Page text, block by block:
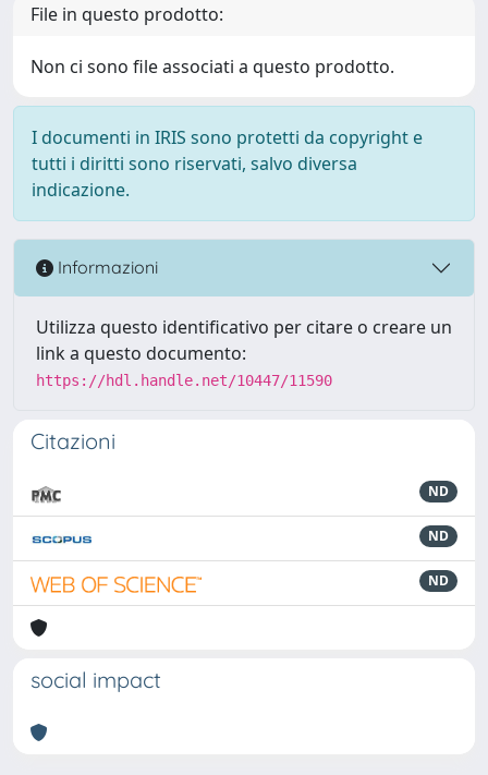
File in questo prodotto:
Non ci sono file associati a questo prodotto.
I documenti in IRIS sono protetti da copyright e
tutti i diritti sono riservati, salvo diversa
indicazione.
Informazioni
Utilizza questo identificativo per citare o creare un
link a questo documento:
https://hdl.handle.net/10447/11590
Citazioni
ND
ND
ND
social impact